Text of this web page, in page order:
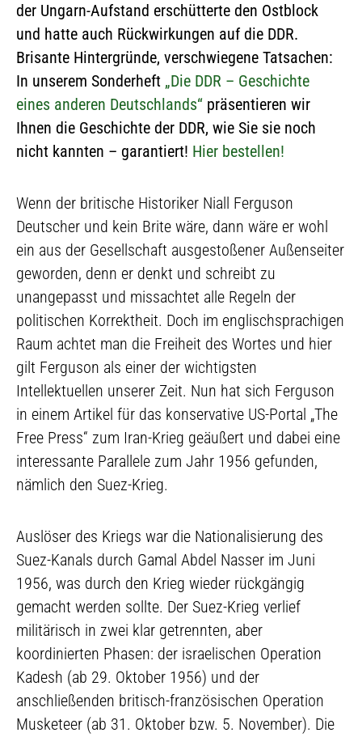
der Ungarn-Aufstand erschütterte den Ostblock
und hatte auch Rückwirkungen auf die DDR.
Brisante Hintergründe, verschwiegene Tatsachen:
In unserem Sonderheft „Die DDR – Geschichte
eines anderen Deutschlands“ präsentieren wir
Ihnen die Geschichte der DDR, wie Sie sie noch
nicht kannten – garantiert! Hier bestellen!
Wenn der britische Historiker Niall Ferguson
Deutscher und kein Brite wäre, dann wäre er wohl
ein aus der Gesellschaft ausgestoßener Außenseiter
geworden, denn er denkt und schreibt zu
unangepasst und missachtet alle Regeln der
politischen Korrektheit. Doch im englischsprachigen
Raum achtet man die Freiheit des Wortes und hier
gilt Ferguson als einer der wichtigsten
Intellektuellen unserer Zeit. Nun hat sich Ferguson
in einem Artikel für das konservative US-Portal „The
Free Press“ zum Iran-Krieg geäußert und dabei eine
interessante Parallele zum Jahr 1956 gefunden,
nämlich den Suez-Krieg.
Auslöser des Kriegs war die Nationalisierung des
Suez-Kanals durch Gamal Abdel Nasser im Juni
1956, was durch den Krieg wieder rückgängig
gemacht werden sollte. Der Suez-Krieg verlief
militärisch in zwei klar getrennten, aber
koordinierten Phasen: der israelischen Operation
Kadesh (ab 29. Oktober 1956) und der
anschließenden britisch-französischen Operation
Musketeer (ab 31. Oktober bzw. 5. November). Die